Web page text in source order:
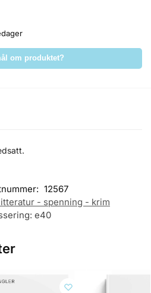
om produktet?
12567
- spenning - krim
e40